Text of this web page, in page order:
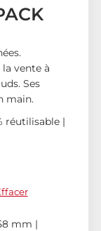
vente à
Ses
main.
réutilisable |
mm |